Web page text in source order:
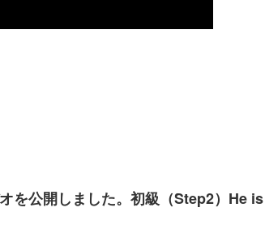
を公開しました。初級（Step2）He is